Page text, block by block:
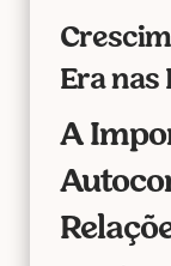
Era nas
A